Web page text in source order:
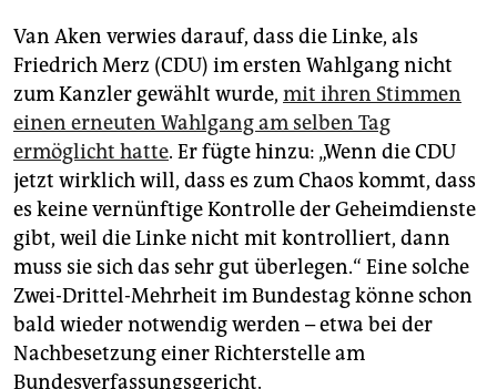
Van Aken verwies darauf, dass die Linke, als
Friedrich Merz (CDU) im ersten Wahlgang nicht
zum Kanzler gewählt wurde, mit ihren Stimmen
einen erneuten Wahlgang am selben Tag
ermöglicht hatte. Er fügte hinzu: „Wenn die CDU
jetzt wirklich will, dass es zum Chaos kommt, dass
es keine vernünftige Kontrolle der Geheimdienste
gibt, weil die Linke nicht mit kontrolliert, dann
muss sie sich das sehr gut überlegen.“ Eine solche
Zwei-Drittel-Mehrheit im Bundestag könne schon
bald wieder notwendig werden – etwa bei der
Nachbesetzung einer Richterstelle am
Bundesverfassungsgericht.